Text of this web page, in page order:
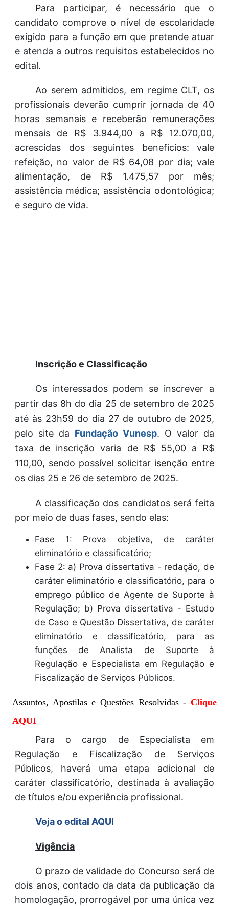
Para participar, é necessário que o
candidato comprove o nível de escolaridade
exigido para a função em que pretende atuar
e atenda a outros requisitos estabelecidos no
edital.
Ao serem admitidos, em regime CLT, os
profissionais deverão cumprir jornada de 40
horas semanais e receberão remunerações
mensais de R$ 3.944,00 a R$ 12.070,00,
acrescidas dos seguintes benefícios: vale
refeição, no valor de R$ 64,08 por dia; vale
alimentação, de R$ 1.475,57 por mês;
assistência médica; assistência odontológica;
e seguro de vida.
Inscrição e Classificação
Os interessados podem se inscrever a
partir das 8h do dia 25 de setembro de 2025
até às 23h59 do dia 27 de outubro de 2025,
pelo site da Fundação Vunesp. O valor da
taxa de inscrição varia de R$ 55,00 a R$
110,00, sendo possível solicitar isenção entre
os dias 25 e 26 de setembro de 2025.
A classificação dos candidatos será feita
por meio de duas fases, sendo elas:
Fase 1: Prova objetiva, de caráter
eliminatório e classificatório;
Fase 2: a) Prova dissertativa - redação, de
caráter eliminatório e classificatório, para o
emprego público de Agente de Suporte à
Regulação; b) Prova dissertativa - Estudo
de Caso e Questão Dissertativa, de caráter
eliminatório e classificatório, para as
funções de Analista de Suporte à
Regulação e Especialista em Regulação e
Fiscalização de Serviços Públicos.
Assuntos, Apostilas e Questões Resolvidas - Clique
AQUI
Para o cargo de Especialista em
Regulação e Fiscalização de Serviços
Públicos, haverá uma etapa adicional de
caráter classificatório, destinada à avaliação
de títulos e/ou experiência profissional.
Veja o edital AQUI
Vigência
O prazo de validade do Concurso será de
dois anos, contado da data da publicação da
homologação, prorrogável por uma única vez